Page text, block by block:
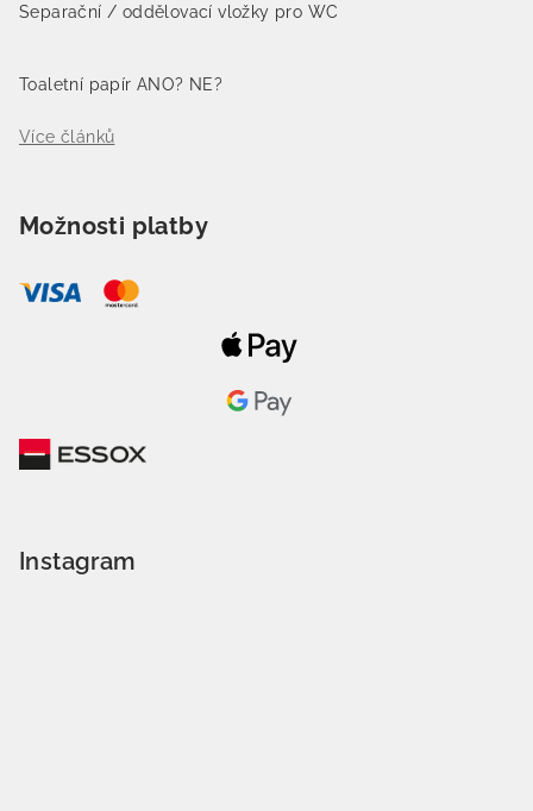
Separační / oddělovací vložky pro WC
Toaletní papír ANO? NE?
Více článků
Možnosti platby
Instagram